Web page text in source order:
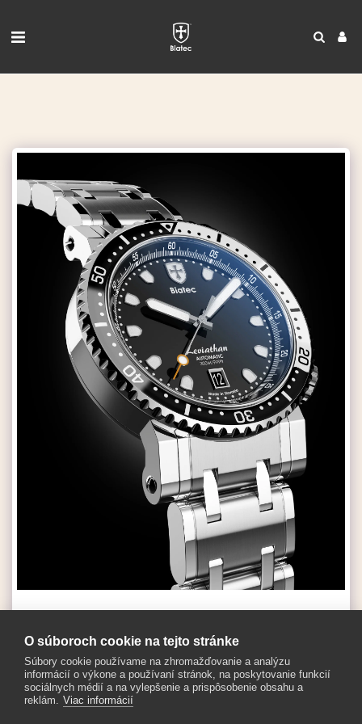
O súboroch cookie na tejto stránke
Súbory cookie používame na zhromažďovanie a analýzu
informácií o výkone a používaní stránok, na poskytovanie funkcií
sociálnych médií a na vylepšenie a prispôsobenie obsahu a
reklám. Viac informácií